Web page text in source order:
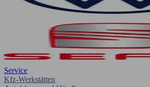
Service
Kfz-Werkstätten